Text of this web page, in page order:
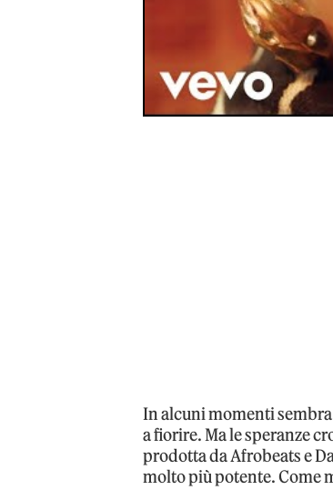
In alcuni momenti
a fiorire. Ma le speranze
prodotta da Afrobeats e
molto più potente. Come